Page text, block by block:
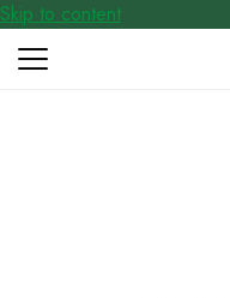
Skip to content